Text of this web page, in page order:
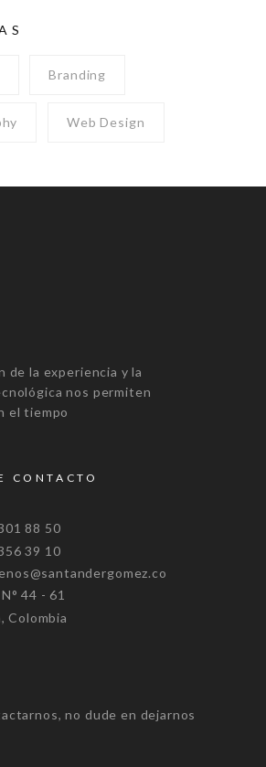
Branding
Web Design
de la experiencia y la
nos permiten
el tiempo
CONTACTO
88 50
39 10
44 - 61
Colombia
no dude en dejarnos